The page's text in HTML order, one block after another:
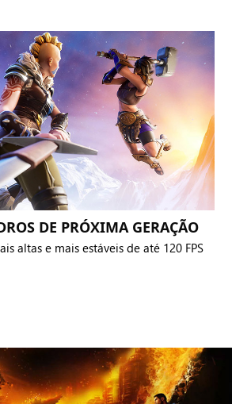
DE PRÓXIMA GERAÇÃO
altas e mais estáveis de até 120 FPS
Marcus
agachado
olhando